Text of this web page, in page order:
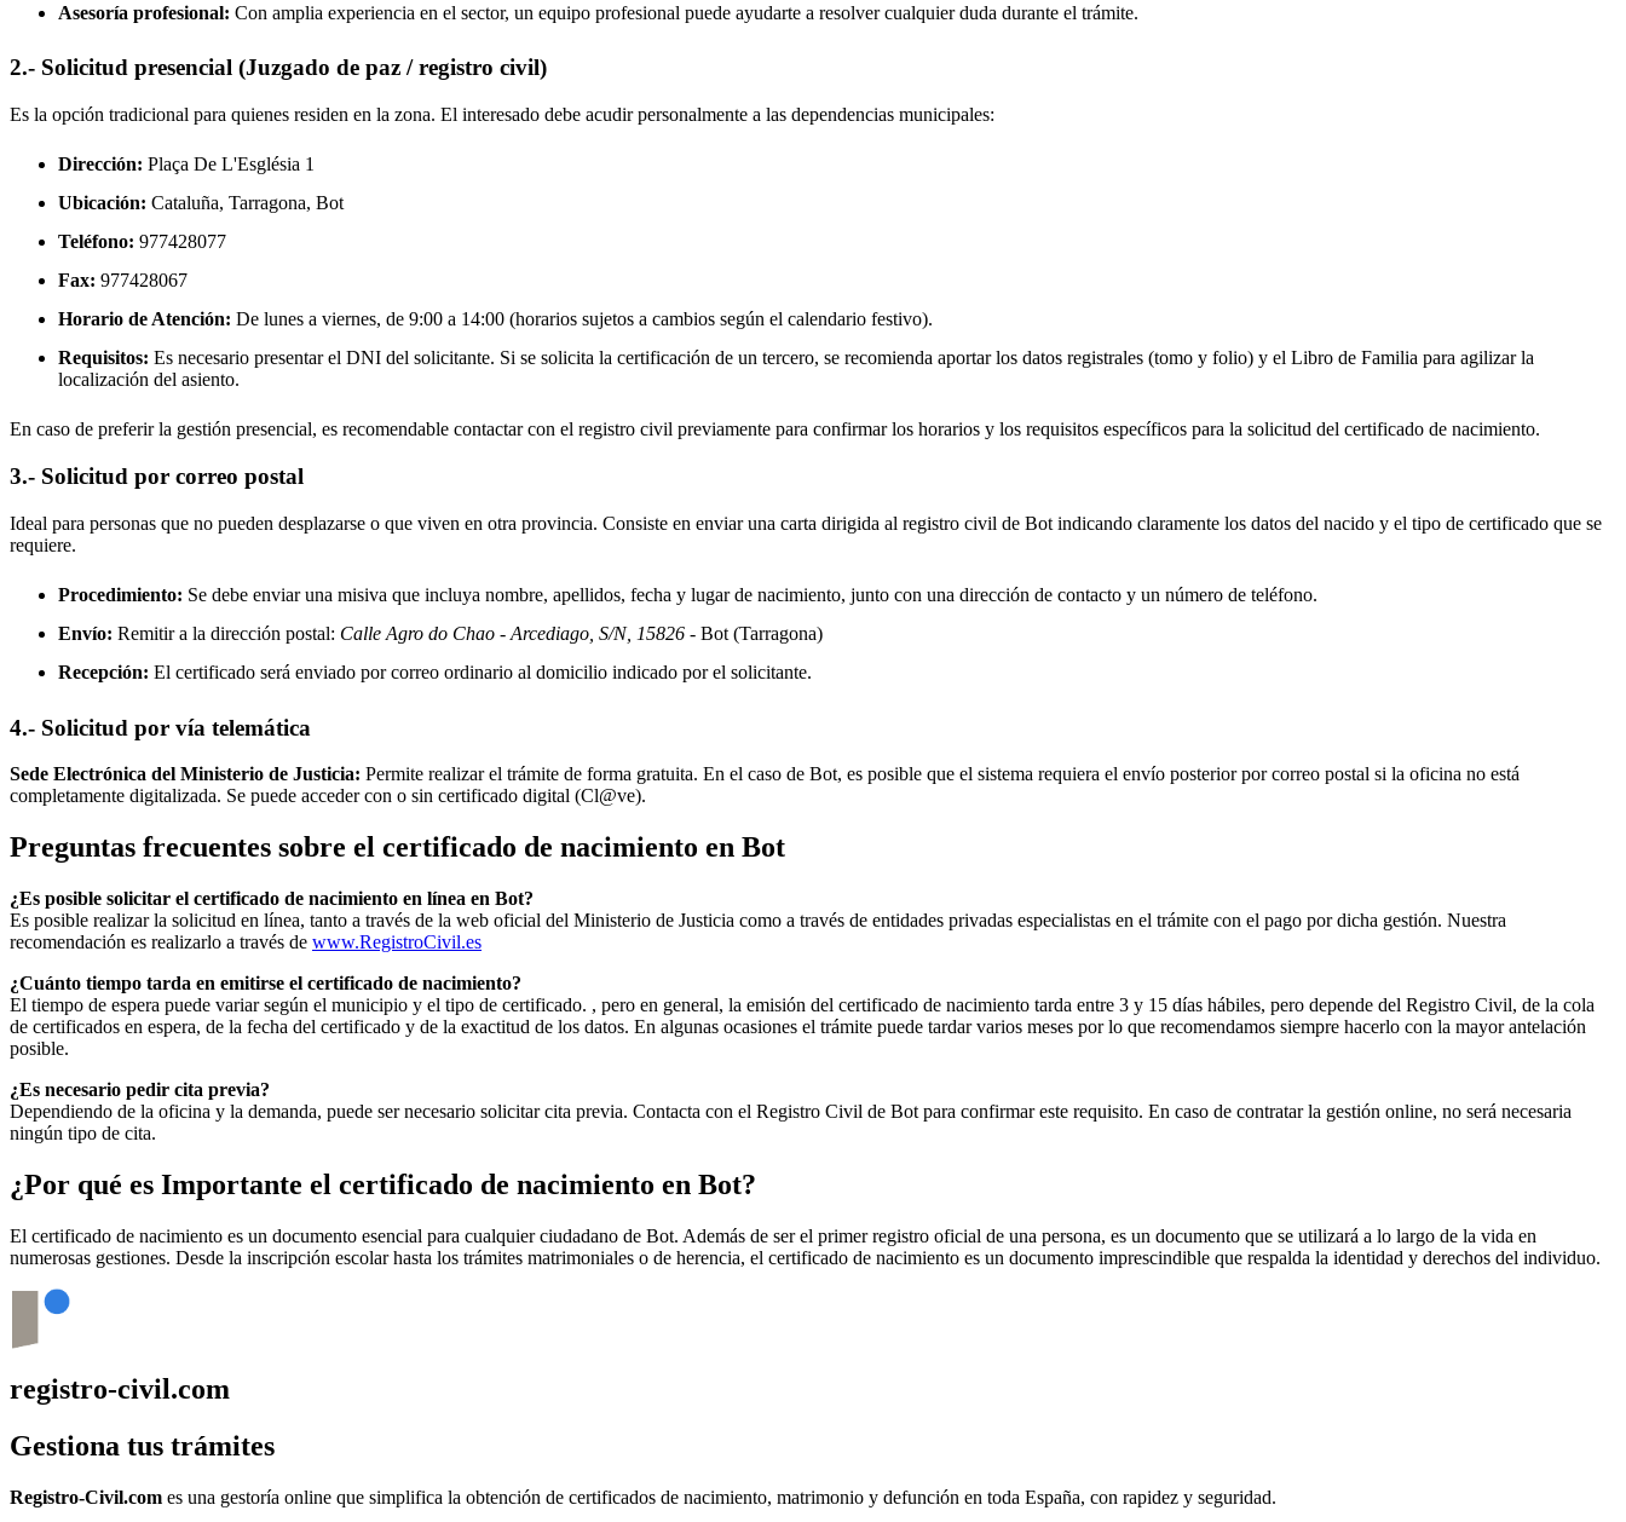
Asesoría profesional: Con amplia experiencia en el sector, un equipo profesional puede ayudarte a resolver cualquier duda durante el trámite.
2.- Solicitud presencial (Juzgado de paz / registro civil)
Es la opción tradicional para quienes residen en la zona. El interesado debe acudir personalmente a las dependencias municipales:
Dirección: Plaça De L'Església 1
Ubicación: Cataluña, Tarragona, Bot
Teléfono: 977428077
Fax: 977428067
Horario de Atención: De lunes a viernes, de 9:00 a 14:00 (horarios sujetos a cambios según el calendario festivo).
Requisitos: Es necesario presentar el DNI del solicitante. Si se solicita la certificación de un tercero, se recomienda aportar los datos registrales (tomo y folio) y el Libro de Familia para agilizar la
localización del asiento.
En caso de preferir la gestión presencial, es recomendable contactar con el registro civil previamente para confirmar los horarios y los requisitos específicos para la solicitud del certificado de nacimiento.
3.- Solicitud por correo postal
Ideal para personas que no pueden desplazarse o que viven en otra provincia. Consiste en enviar una carta dirigida al registro civil de Bot indicando claramente los datos del nacido y el tipo de certificado que se
requiere.
Procedimiento: Se debe enviar una misiva que incluya nombre, apellidos, fecha y lugar de nacimiento, junto con una dirección de contacto y un número de teléfono.
Envío: Remitir a la dirección postal: Calle Agro do Chao - Arcediago, S/N, 15826 - Bot (Tarragona)
Recepción: El certificado será enviado por correo ordinario al domicilio indicado por el solicitante.
4.- Solicitud por vía telemática
Sede Electrónica del Ministerio de Justicia: Permite realizar el trámite de forma gratuita. En el caso de Bot, es posible que el sistema requiera el envío posterior por correo postal si la oficina no está
completamente digitalizada. Se puede acceder con o sin certificado digital (Cl@ve).
Preguntas frecuentes sobre el certificado de nacimiento en Bot
¿Es posible solicitar el certificado de nacimiento en línea en Bot?
Es posible realizar la solicitud en línea, tanto a través de la web oficial del Ministerio de Justicia como a través de entidades privadas especialistas en el trámite con el pago por dicha gestión. Nuestra
recomendación es realizarlo a través de www.RegistroCivil.es
¿Cuánto tiempo tarda en emitirse el certificado de nacimiento?
El tiempo de espera puede variar según el municipio y el tipo de certificado. , pero en general, la emisión del certificado de nacimiento tarda entre 3 y 15 días hábiles, pero depende del Registro Civil, de la cola
de certificados en espera, de la fecha del certificado y de la exactitud de los datos. En algunas ocasiones el trámite puede tardar varios meses por lo que recomendamos siempre hacerlo con la mayor antelación
posible.
¿Es necesario pedir cita previa?
Dependiendo de la oficina y la demanda, puede ser necesario solicitar cita previa. Contacta con el Registro Civil de Bot para confirmar este requisito. En caso de contratar la gestión online, no será necesaria
ningún tipo de cita.
¿Por qué es Importante el certificado de nacimiento en Bot?
El certificado de nacimiento es un documento esencial para cualquier ciudadano de Bot. Además de ser el primer registro oficial de una persona, es un documento que se utilizará a lo largo de la vida en
numerosas gestiones. Desde la inscripción escolar hasta los trámites matrimoniales o de herencia, el certificado de nacimiento es un documento imprescindible que respalda la identidad y derechos del individuo.
registro-civil.com
Gestiona tus trámites
Registro-Civil.com es una gestoría online que simplifica la obtención de certificados de nacimiento, matrimonio y defunción en toda España, con rapidez y seguridad.